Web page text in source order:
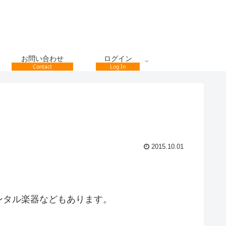
お問い合わせ
Contact
ログイン
Log In
2015.10.01
ル楽器などもあります。